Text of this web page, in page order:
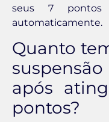
seus 7 pontos
automaticamente.
Quanto
após
pontos?